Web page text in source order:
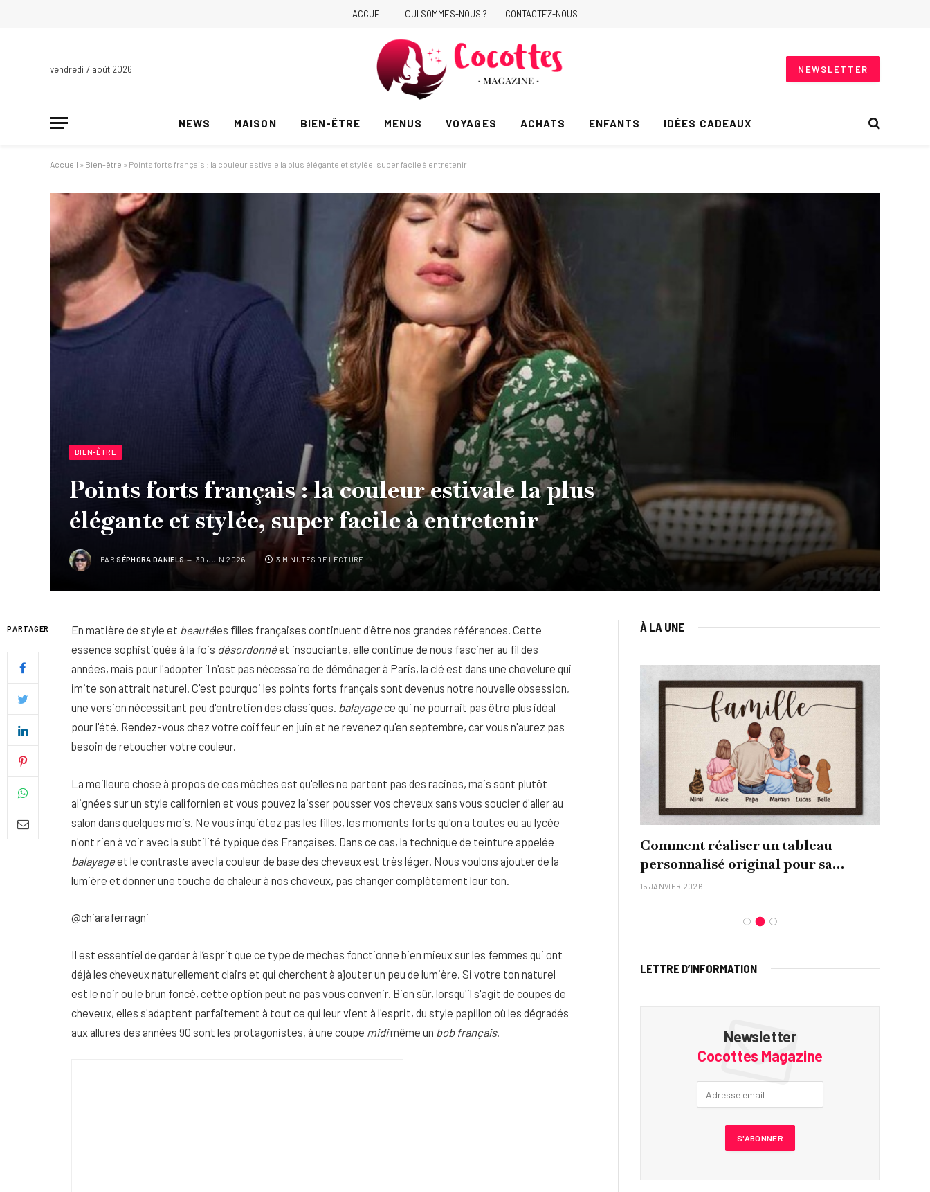
ACCUEIL QUI SOMMES-NOUS ? CONTACTEZ-NOUS
vendredi 7 août 2026 NEWSLETTER
NEWS MAISON BIEN-ÊTRE MENUS VOYAGES ACHATS ENFANTS IDÉES CADEAUX
Accueil » Bien-être » Points forts français : la couleur estivale la plus élégante et stylée, super facile à entretenir
BIEN-ÊTRE
Points forts français : la couleur estivale la plus
élégante et stylée, super facile à entretenir
PAR SÉPHORA DANIELS 30 JUIN 2026 3 MINUTES DE LECTURE
PARTAGER En matière de style et beautéles filles françaises continuent d'être nos grandes références. Cette
essence sophistiquée à la fois désordonnéet insouciante, elle continue de nous fasciner au fil des
années, mais pour l'adopter il n'est pas nécessaire de déménager à Paris, la clé est dans une chevelure qui
imite son attrait naturel. C'est pourquoi les points forts français sont devenus notre nouvelle obsession,
une version nécessitant peu d'entretien des classiques. balayagece qui ne pourrait pas être plus idéal
pour l'été. Rendez-vous chez votre coiffeur en juin et ne revenez qu'en septembre, car vous n'aurez pas
besoin de retoucher votre couleur.
La meilleure chose à propos de ces mèches est qu'elles ne partent pas des racines, mais sont plutôt
alignées sur un style californien et vous pouvez laisser pousser vos cheveux sans vous soucier d'aller au
salon dans quelques mois. Ne vous inquiétez pas les filles, les moments forts qu'on a toutes eu au lycée
n'ont rien à voir avec la subtilité typique des Françaises. Dans ce cas, la technique de teinture appelée
balayageet le contraste avec la couleur de base des cheveux est très léger. Nous voulons ajouter de la
lumière et donner une touche de chaleur à nos cheveux, pas changer complètement leur ton.
@chiaraferragni
Il est essentiel de garder à l’esprit que ce type de mèches fonctionne bien mieux sur les femmes qui ont
déjà les cheveux naturellement clairs et qui cherchent à ajouter un peu de lumière. Si votre ton naturel
est le noir ou le brun foncé, cette option peut ne pas vous convenir. Bien sûr, lorsqu'il s'agit de coupes de
cheveux, elles s'adaptent parfaitement à tout ce qui leur vient à l'esprit, du style papillon où les dégradés
aux allures des années 90 sont les protagonistes, à une coupe midimême un bob français.
À LA UNE
Quel soin adopter pour une peau
uniforme et lumineuse
26 NOVEMBRE 2025
Peau sèche et sensible : quels soins
utiliser pour ne pas l’irriter ?
4 JUIN 2026
Comment réaliser un tableau
personnalisé original pour sa
famille ?
15 JANVIER 2026
LETTRE D’INFORMATION
Newsletter
Cocottes Magazine